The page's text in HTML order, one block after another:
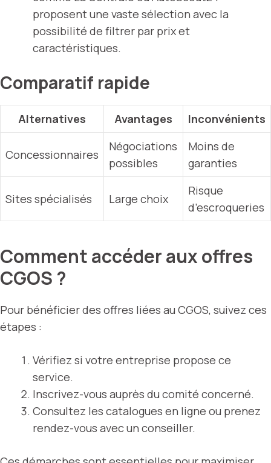
proposent une vaste sélection avec la
possibilité de filtrer par prix et
caractéristiques.
Comparatif rapide
Alternatives Avantages Inconvénients
Concessionnaires
Négociations
possibles
Moins de
garanties
Sites spécialisés Large choix
Risque
d’escroqueries
Comment accéder aux offres
CGOS ?
Pour bénéficier des offres liées au CGOS, suivez ces
étapes :
Vérifiez si votre entreprise propose ce
service.
Inscrivez-vous auprès du comité concerné.
Consultez les catalogues en ligne ou prenez
rendez-vous avec un conseiller.